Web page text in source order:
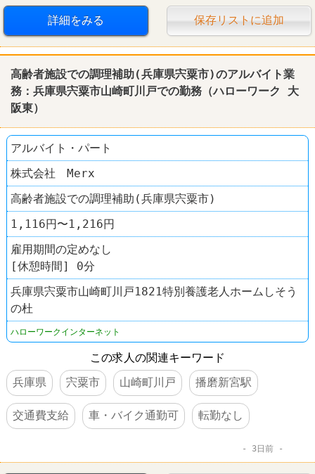
詳細をみる 保存リストに追加
高齢者施設での調理補助(兵庫県宍粟市)のアルバイト業
務：兵庫県宍粟市山崎町川戸での勤務（ハローワーク
大
阪東）
アルバイト・パート
株式会社 Merx
高齢者施設での調理補助(兵庫県宍粟市)
1,116円〜1,216円
雇用期間の定めなし
[休憩時間] 0分
兵庫県宍粟市山崎町川戸1821特別養護老人ホームしそう
の杜
ハローワークインターネット
この求人の関連キーワード
兵庫県
宍粟市 山崎町川戸 播磨新宮駅
交通費支給 車・バイク通勤可 転勤なし
3日前